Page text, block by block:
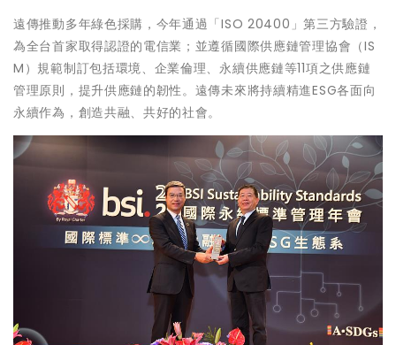
遠傳推動多年綠色採購，今年通過「ISO 20400」第三方驗證，
為全台首家取得認證的電信業；並遵循國際供應鏈管理協會（IS
M）規範制訂包括環境、企業倫理、永續供應鏈等11項之供應鏈
管理原則，提升供應鏈的韌性。遠傳未來將持續精進ESG各面向
永續作為，創造共融、共好的社會。